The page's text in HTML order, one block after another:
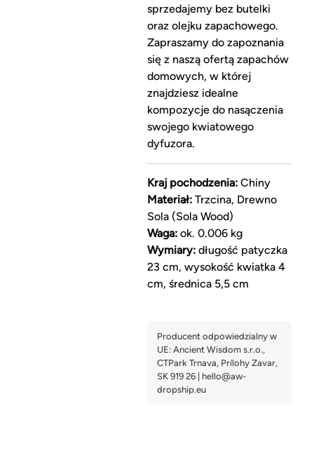
sprzedajemy bez butelki
oraz olejku zapachowego.
Zapraszamy do zapoznania
się z naszą ofertą zapachów
domowych, w której
znajdziesz idealne
kompozycje do nasączenia
swojego kwiatowego
dyfuzora.
Kraj pochodzenia:Chiny
Materiał:Trzcina, Drewno
Sola (Sola Wood)
Waga:ok. 0.006 kg
Wymiary:długość patyczka
23 cm, wysokość kwiatka 4
cm, średnica 5,5 cm